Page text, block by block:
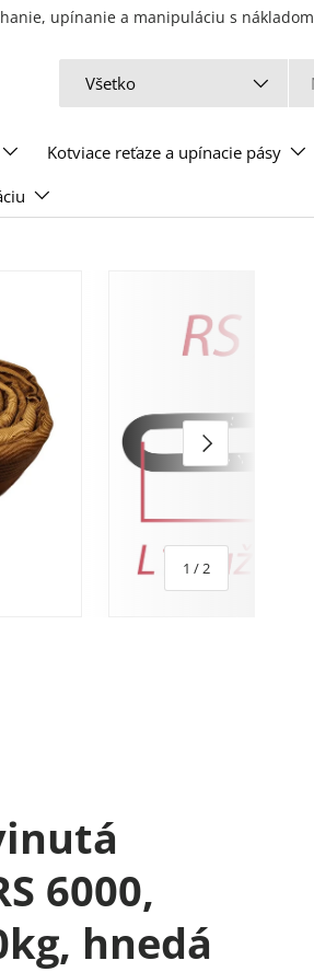
upínanie a manipuláciu s nákladom
Všetko
Kotviace reťaze a upínacie pásy
1 / z2
Ďalšie
6000,
hnedá